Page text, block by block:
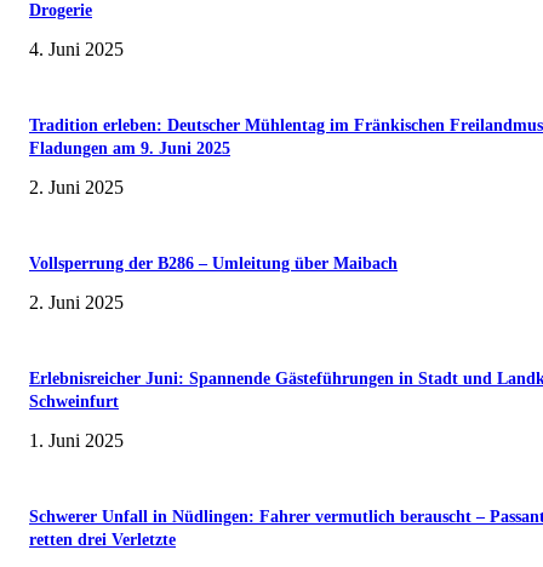
Drogerie
4. Juni 2025
Tradition erleben: Deutscher Mühlentag im Fränkischen
Fladungen am 9. Juni 2025
2. Juni 2025
Vollsperrung der B286 – Umleitung über Maibach
2. Juni 2025
Erlebnisreicher Juni: Spannende Gästeführungen in Stadt und
Schweinfurt
1. Juni 2025
Schwerer Unfall in Nüdlingen: Fahrer vermutlich berauscht –
retten drei Verletzte